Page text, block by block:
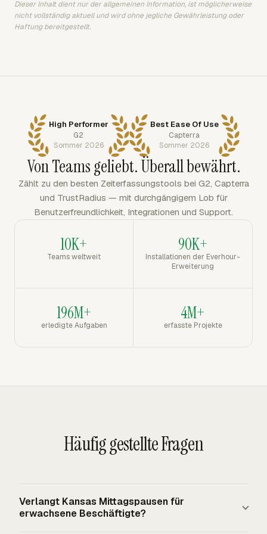
Dieser Inhalt dient nur der allgemeinen Information, ist möglicherweise
nicht vollständig aktuell und wird ohne jegliche Gewährleistung oder
Haftung bereitgestellt.
High Performer
G2
Sommer 2026
Best Ease Of Use
Capterra
Sommer 2026
Von Teams geliebt. Überall bewährt.
Zählt zu den besten Zeiterfassungstools bei G2, Capterra
und TrustRadius — mit durchgängigem Lob für
Benutzerfreundlichkeit, Integrationen und Support.
10K+
Teams weltweit
90K+
Installationen der Everhour-
Erweiterung
196M+
erledigte Aufgaben
4M+
erfasste Projekte
Häufig gestellte Fragen
Verlangt Kansas Mittagspausen für
erwachsene Beschäftigte?